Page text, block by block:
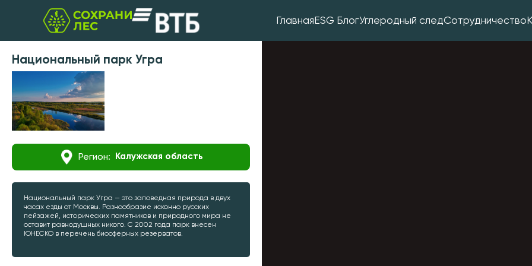
Главная ESG БлогУглеродный следСотрудничество
Национальный парк Угра
Регион: Калужская область
Национальный парк Угра — это заповедная природа в двух
часах езды от Москвы. Разнообразие исконно русских
пейзажей, исторических памятников и природного мира не
оставит равнодушных никого. С 2002 года парк внесен
ЮНЕСКО в перечень биосферных резерватов.